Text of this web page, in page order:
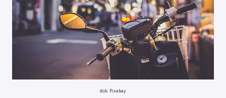
dok. Pixabay